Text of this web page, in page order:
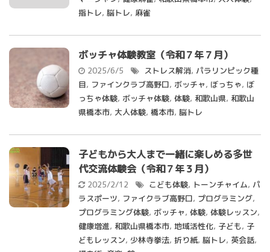
指トレ, 脳トレ, 麻雀
ボッチャ体験教室（令和７年７月）
2025/6/5 ストレス解消, パラリンピック種
目, ファインクラブ高野口, ボッチャ, ぼっちゃ, ぼ
っちゃ体験, ボッチャ体験, 体験, 和歌山県, 和歌山
県橋本市, 大人体験, 橋本市, 脳トレ
子どもから大人まで一緒に楽しめる多世
代交流体験会（令和７年３月）
2025/2/12 こども体験, トーンチャイム, パ
ラスポーツ, ファイクラブ高野口, プログラミング,
プログラミング体験, ボッチャ, 体験, 体験レッスン,
健康増進, 和歌山県橋本市, 地域活性化, 子ども, 子
どもレッスン, 少林寺拳法, 折り紙, 脳トレ, 英会話,